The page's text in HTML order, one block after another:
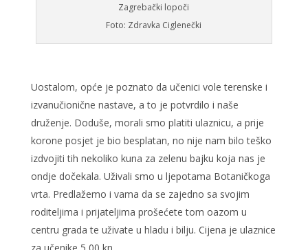
Zagrebački lopoči
Foto: Zdravka Ciglenečki
Uostalom, opće je poznato da učenici vole terenske i
izvanučionične nastave, a to je potvrdilo i naše
druženje. Doduše, morali smo platiti ulaznicu, a prije
korone posjet je bio besplatan, no nije nam bilo teško
izdvojiti tih nekoliko kuna za zelenu bajku koja nas je
ondje dočekala. Uživali smo u ljepotama Botaničkoga
vrta. Predlažemo i vama da se zajedno sa svojim
roditeljima i prijateljima prošećete tom oazom u
centru grada te uživate u hladu i bilju. Cijena je ulaznice
za učenike 5,00 kn.